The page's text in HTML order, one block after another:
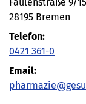
28195 Bremen
Telefon:
0421 361-0
Email: